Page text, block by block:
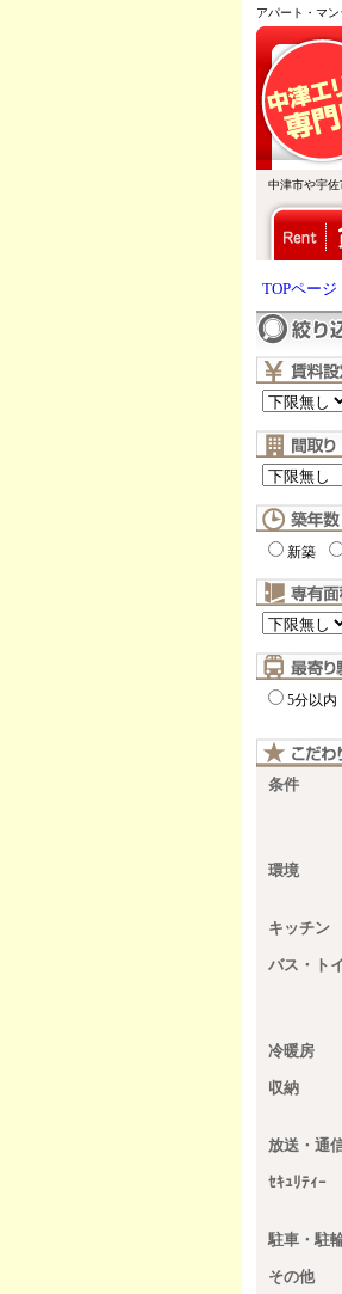
アパート・マ
中津市や宇
TOPページ
新築
5分以内
条件
環境
キッチン
バス・ト
冷暖房
収納
放送・通
ｾｷｭﾘﾃｨｰ
駐車・駐
その他